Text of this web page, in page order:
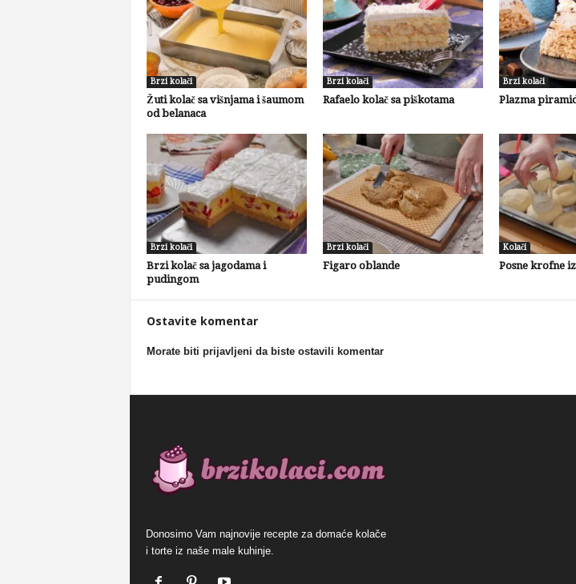
Brzi kolači
Žuti kolač sa višnjama i šaumom
od belanaca
Brzi kolači
Rafaelo kolač sa piškotama
Brzi kolači
Plazma
Brzi kolači
Brzi kolač sa jagodama i
pudingom
Brzi kolači
Figaro oblande
Kolači
Posne krofne
Ostavite komentar
Morate biti prijavljeni da biste ostavili komentar
Donosimo Vam najnovije recepte za domaće kolače
i torte iz naše male kuhinje.